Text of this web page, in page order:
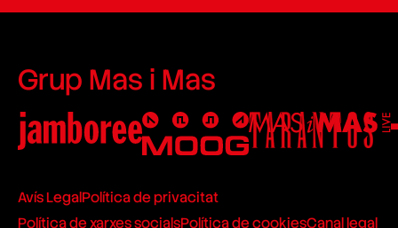
Grup Mas i Mas
Avís LegalPolítica de privacitat
Política de xarxes socialsPolítica de cookiesCanal legal